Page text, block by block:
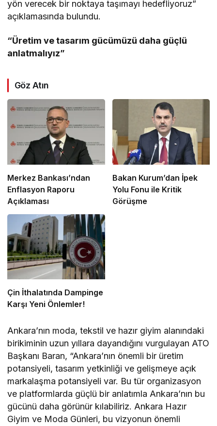
yön verecek bir noktaya taşımayı hedefliyoruz”
açıklamasında bulundu.
“Üretim ve tasarım gücümüzü daha güçlü
anlatmalıyız”
Göz Atın
Merkez Bankası’ndan
Enflasyon Raporu
Açıklaması
Bakan Kurum’dan İpek
Yolu Fonu ile Kritik
Görüşme
Çin İthalatında Dampinge
Karşı Yeni Önlemler!
Ankara’nın moda, tekstil ve hazır giyim alanındaki
birikiminin uzun yıllara dayandığını vurgulayan ATO
Başkanı Baran, “Ankara’nın önemli bir üretim
potansiyeli, tasarım yetkinliği ve gelişmeye açık
markalaşma potansiyeli var. Bu tür organizasyon
ve platformlarda güçlü bir anlatımla Ankara’nın bu
gücünü daha görünür kılabiliriz. Ankara Hazır
Giyim ve Moda Günleri, bu vizyonun önemli